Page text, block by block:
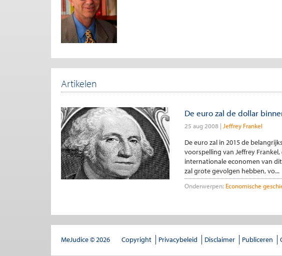
Artikelen
De euro zal de dollar
25 aug 2008 Jeffrey Frankel
De euro zal in 2015 de
voorspelling van Jeffrey
internationale economen van
zal grote gevolgen hebben, vo...
Onderwerpen: Economische
MeJudice © 2026 Copyright Privacybeleid Disclaimer Publiceren